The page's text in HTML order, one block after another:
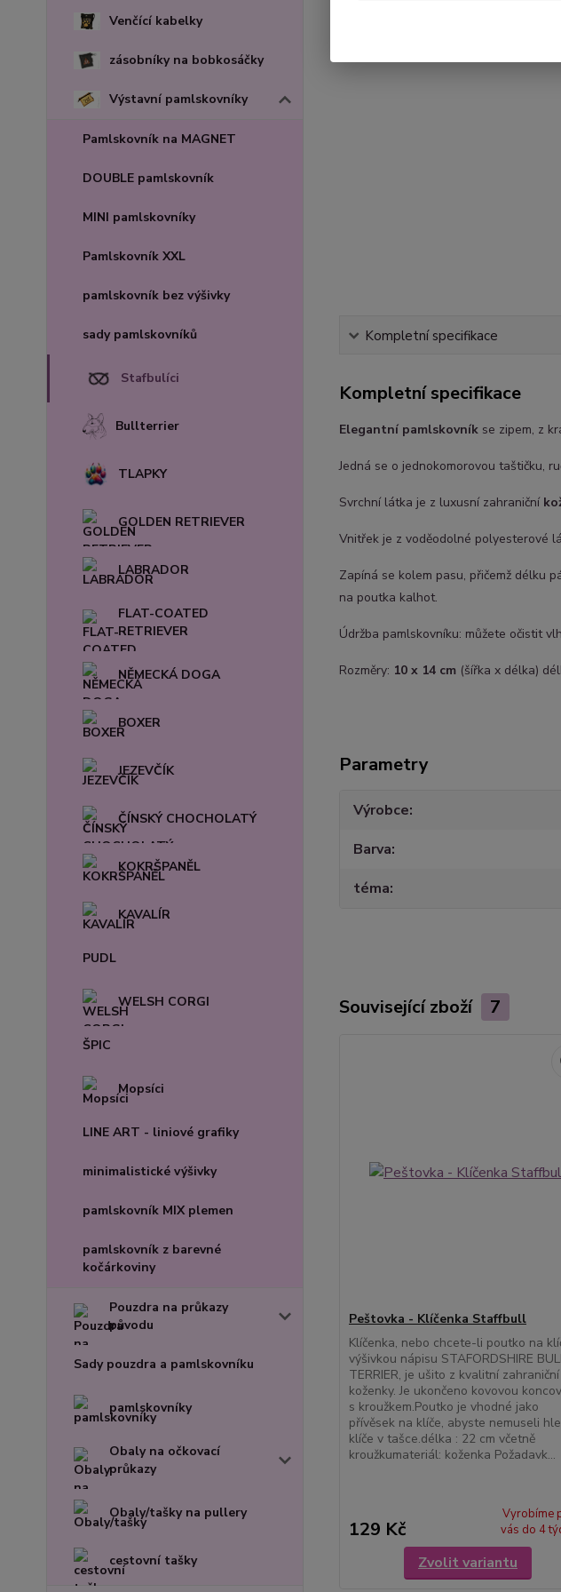
Venčící kabelky
zásobníky na bobkosáčky
Výstavní pamlskovníky
Pamlskovník na MAGNET
DOUBLE pamlskovník
MINI pamlskovníky
Pamlskovník XXL
pamlskovník bez výšivky
sady pamlskovníků
Stafbulíci
Bullterrier
TLAPKY
GOLDEN RETRIEVER
LABRADOR
FLAT-COATED
RETRIEVER
NĚMECKÁ DOGA
BOXER
JEZEVČÍK
ČÍNSKÝ CHOCHOLATÝ
KOKRŠPANĚL
KAVALÍR
PUDL
WELSH CORGI
ŠPIC
Mopsíci
LINE ART - liniové grafiky
minimalistické výšivky
pamlskovník MIX plemen
pamlskovník z barevné
kočárkoviny
Pouzdra na průkazy
původu
Sady pouzdra a pamlskovníku
pamlskovníky
Obaly na očkovací
průkazy
Obaly/tašky na pullery
cestovní tašky
Kompletní specifikace
Kompletní specifikace
Elegantní pamlskovníkse zipem, z
Jedná se o jednokomorovou taštičku,
Svrchní látka je z luxusní zahraniční
Vnitřek je z voděodolné polyesterové
Zapíná se kolem pasu, přičemž délku
na poutka kalhot.
Údržba pamlskovníku: můžete očistit
Rozměry: 10 x 14 cm(šířka x délka)
Parametry
Výrobce
Barva
téma
Související zboží 7
Peštovka - Klíčenka Staffbull
Klíčenka, nebo chcete-li poutko na
výšivkou nápisu STAFORDSHIRE
TERRIER, je ušito z kvalitní zahraniční
koženky. Je ukončeno kovovou
s kroužkem.Poutko je vhodné jako
přívěsek na klíče, abyste nemuseli
klíče v tašce.délka : 22 cm včetně
kroužkumateriál: koženka Požadavk...
129 Kč
Vyrobíme
vás do 4
Zvolit variantu